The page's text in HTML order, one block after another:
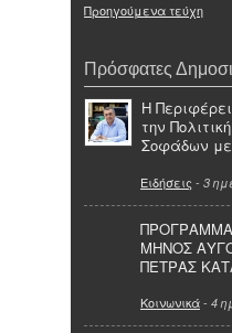
Προηγούμενα τεύχη
Πρόσφατες
Η
την
Σοφάδων με
Ειδήσεις - 3
ΜΗΝΟΣ
ΠΕΤΡΑΣ
Κοινωνικά- 4